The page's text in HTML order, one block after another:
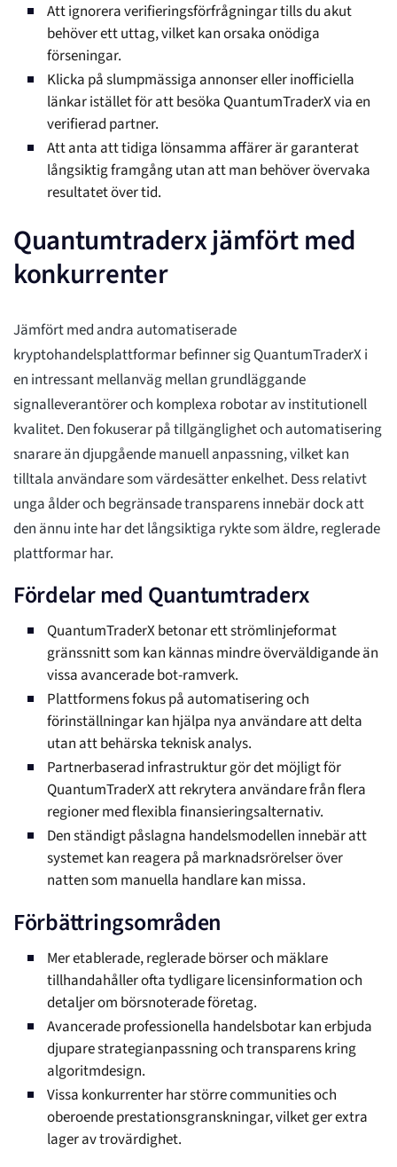
Att ignorera verifieringsförfrågningar tills du akut
behöver ett uttag, vilket kan orsaka onödiga
förseningar.
Klicka på slumpmässiga annonser eller inofficiella
länkar istället för att besöka QuantumTraderX via en
verifierad partner.
Att anta att tidiga lönsamma affärer är garanterat
långsiktig framgång utan att man behöver övervaka
resultatet över tid.
Quantumtraderx jämfört med
konkurrenter
Jämfört med andra automatiserade
kryptohandelsplattformar befinner sig QuantumTraderX i
en intressant mellanväg mellan grundläggande
signalleverantörer och komplexa robotar av institutionell
kvalitet. Den fokuserar på tillgänglighet och automatisering
snarare än djupgående manuell anpassning, vilket kan
tilltala användare som värdesätter enkelhet. Dess relativt
unga ålder och begränsade transparens innebär dock att
den ännu inte har det långsiktiga rykte som äldre, reglerade
plattformar har.
Fördelar med Quantumtraderx
QuantumTraderX betonar ett strömlinjeformat
gränssnitt som kan kännas mindre överväldigande än
vissa avancerade bot-ramverk.
Plattformens fokus på automatisering och
förinställningar kan hjälpa nya användare att delta
utan att behärska teknisk analys.
Partnerbaserad infrastruktur gör det möjligt för
QuantumTraderX att rekrytera användare från flera
regioner med flexibla finansieringsalternativ.
Den ständigt påslagna handelsmodellen innebär att
systemet kan reagera på marknadsrörelser över
natten som manuella handlare kan missa.
Förbättringsområden
Mer etablerade, reglerade börser och mäklare
tillhandahåller ofta tydligare licensinformation och
detaljer om börsnoterade företag.
Avancerade professionella handelsbotar kan erbjuda
djupare strategianpassning och transparens kring
algoritmdesign.
Vissa konkurrenter har större communities och
oberoende prestationsgranskningar, vilket ger extra
lager av trovärdighet.